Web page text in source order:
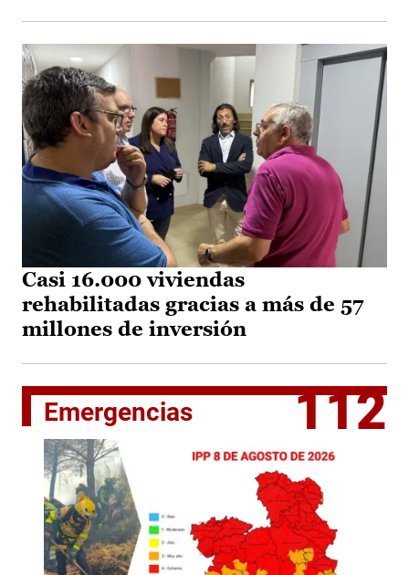
Casi 16.000 viviendas
rehabilitadas gracias a más de 57
millones de inversión
Emergencias 112